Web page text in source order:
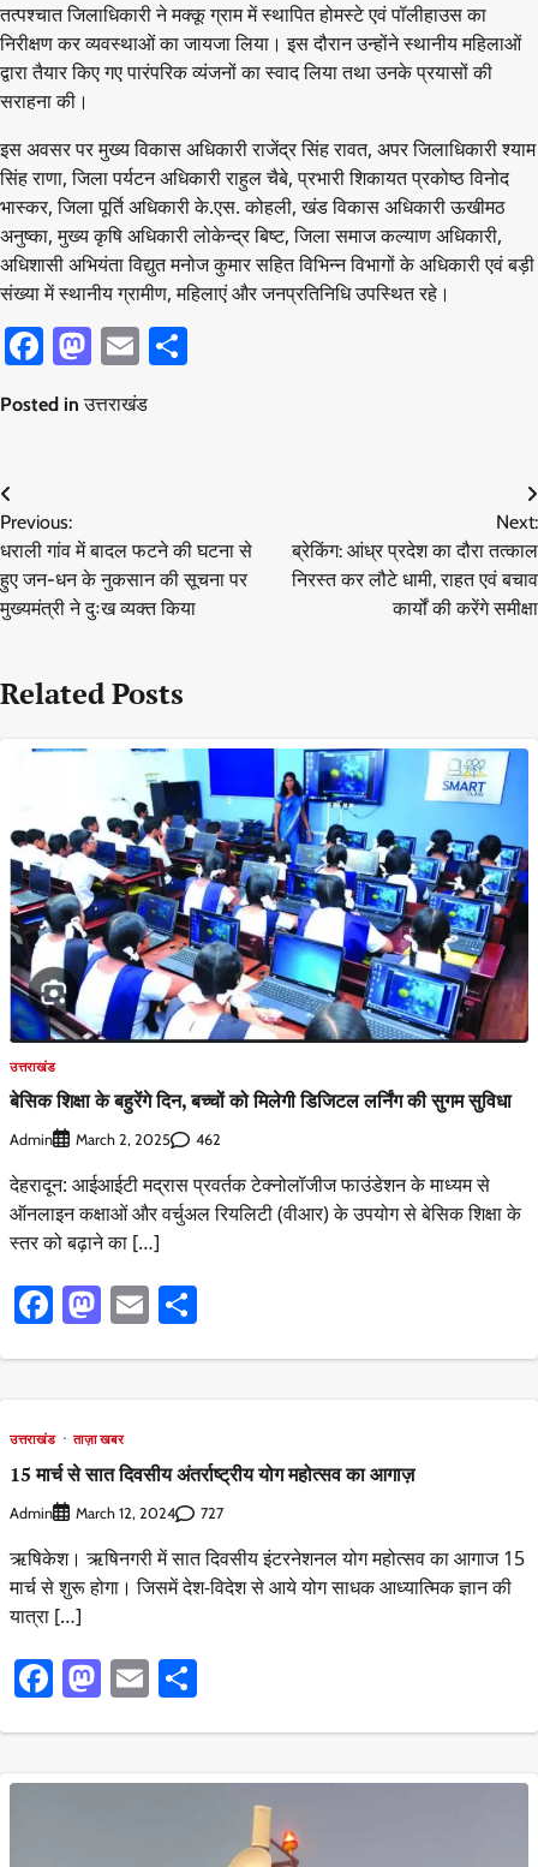
तत्पश्चात जिलाधिकारी ने मक्कू ग्राम में स्थापित होमस्टे एवं पॉलीहाउस का
निरीक्षण कर व्यवस्थाओं का जायजा लिया। इस दौरान उन्होंने स्थानीय महिलाओं
द्वारा तैयार किए गए पारंपरिक व्यंजनों का स्वाद लिया तथा उनके प्रयासों की
सराहना की।
इस अवसर पर मुख्य विकास अधिकारी राजेंद्र सिंह रावत, अपर जिलाधिकारी श्याम
सिंह राणा, जिला पर्यटन अधिकारी राहुल चैबे, प्रभारी शिकायत प्रकोष्ठ विनोद
भास्कर, जिला पूर्ति अधिकारी के.एस. कोहली, खंड विकास अधिकारी ऊखीमठ
अनुष्का, मुख्य कृषि अधिकारी लोकेन्द्र बिष्ट, जिला समाज कल्याण अधिकारी,
अधिशासी अभियंता विद्युत मनोज कुमार सहित विभिन्न विभागों के अधिकारी एवं बड़ी
संख्या में स्थानीय ग्रामीण, महिलाएं और जनप्रतिनिधि उपस्थित रहे।
Facebook
Mastodon
Email
Posted inउत्तराखंड
Post
navigation
Previous:
धराली गांव में बादल फटने की घटना से
हुए जन-धन के नुकसान की सूचना पर
मुख्यमंत्री ने दुःख व्यक्त किया
Next:
ब्रेकिंग: आंध्र प्रदेश का दौरा तत्काल
निरस्त कर लौटे धामी, राहत एवं बचाव
कार्यों की करेंगे समीक्षा
Related Posts
उत्तराखंड
बेसिक शिक्षा के बहुरेंगे दिन, बच्चों को मिलेगी डिजिटल लर्निंग की सुगम सुविधा
Admin March 2, 2025 462
देहरादून: आईआईटी मद्रास प्रवर्तक टेक्नोलॉजीज फाउंडेशन के माध्यम से
ऑनलाइन कक्षाओं और वर्चुअल रियलिटी (वीआर) के उपयोग से बेसिक शिक्षा के
स्तर को बढ़ाने का […]
Facebook
Mastodon
Email
उत्तराखंड ताज़ा खबर
15 मार्च से सात दिवसीय अंतर्राष्ट्रीय योग महोत्सव का आगाज़
Admin March 12, 2024 727
ऋषिकेश। ऋषिनगरी में सात दिवसीय इंटरनेशनल योग महोत्सव का आगाज 15
मार्च से शुरू होगा। जिसमें देश-विदेश से आये योग साधक आध्यात्मिक ज्ञान की
यात्रा […]
Facebook
Mastodon
Email